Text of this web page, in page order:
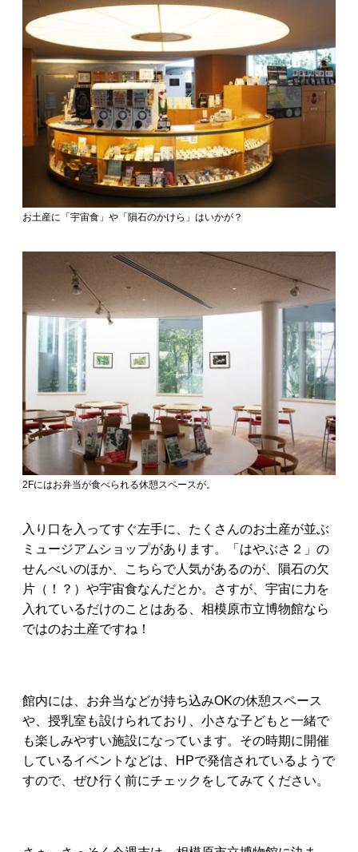
お土産に「宇宙食」や「隕石のかけら」はいかが？
2Fにはお弁当が食べられる休憩スペースが。
入り口を入ってすぐ左手に、たくさんのお土産が並ぶ
ミュージアムショップがあります。「はやぶさ２」の
せんべいのほか、こちらで人気があるのが、隕石の欠
片（！？）や宇宙食なんだとか。さすが、宇宙に力を
入れているだけのことはある、相模原市立博物館なら
ではのお土産ですね！
館内には、お弁当などが持ち込みOKの休憩スペース
や、授乳室も設けられており、小さな子どもと一緒で
も楽しみやすい施設になっています。その時期に開催
しているイベントなどは、HPで発信されているようで
すので、ぜひ行く前にチェックをしてみてください。